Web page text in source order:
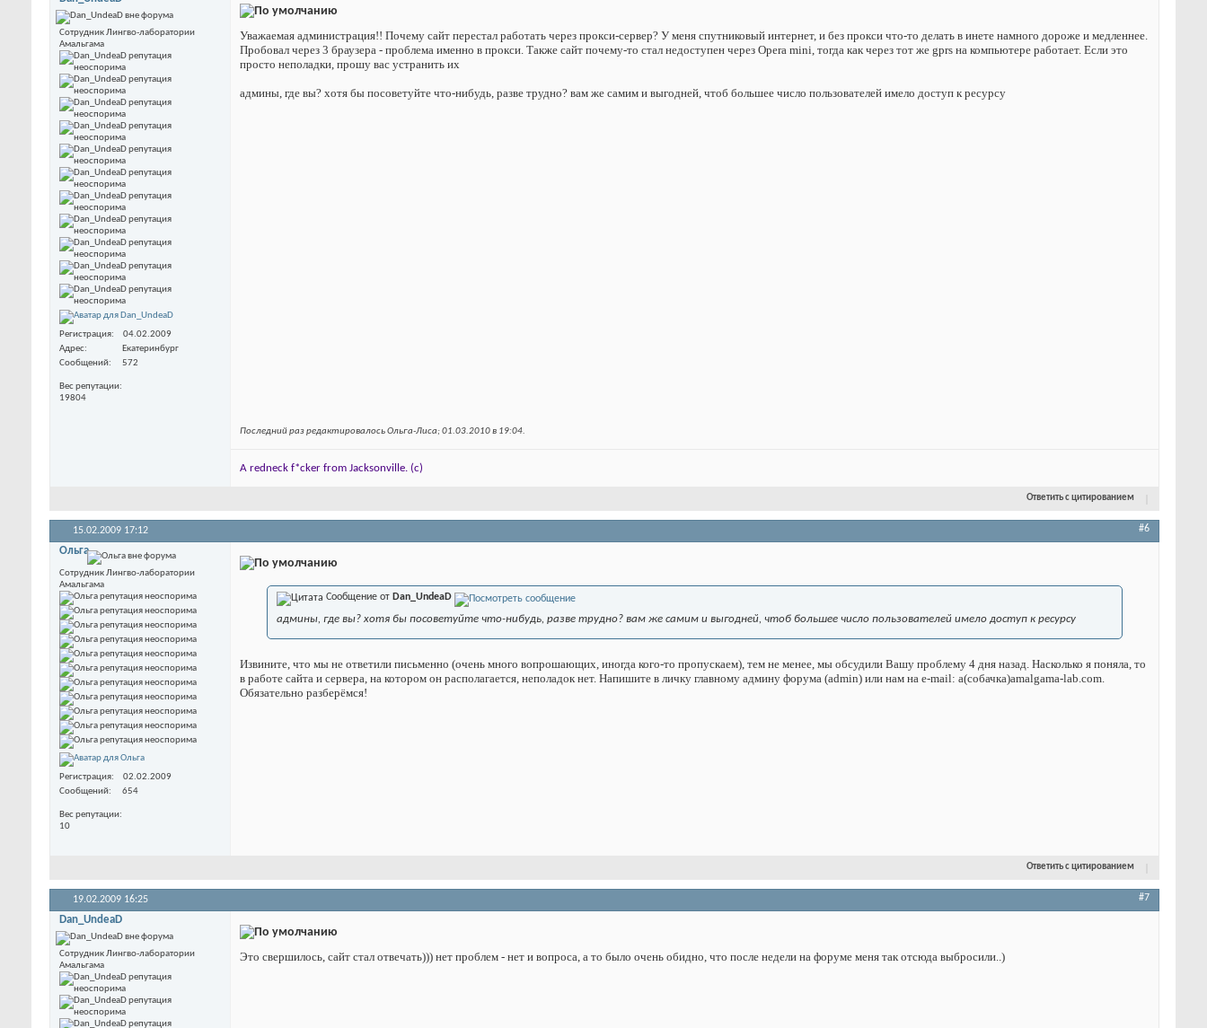
Сотрудник Лингво-лаборатории
Амальгама
Регистрация
04.02.2009
Адрес
Екатеринбург
Сообщений
572
Вес репутации
19804
Уважаемая администрация!! Почему сайт перестал работать через прокси-сервер? У меня спутниковый интернет, и без прокси что-то делать в инете намного дороже и медленнее.
Пробовал через 3 браузера - проблема именно в прокси. Также сайт почему-то стал недоступен через Opera mini, тогда как через тот же gprs на компьютере работает. Если это
просто неполадки, прошу вас устранить их
админы, где вы? хотя бы посоветуйте что-нибудь, разве трудно? вам же самим и выгодней, чтоб большее число пользователей имело доступ к ресурсу
Последний раз редактировалось Ольга-Лиса; 01.03.2010 в 19:04.
A redneck f*cker from Jacksonville. (c)
Ответить с цитированием
15.02.2009 17:12 #6
Ольга
Сотрудник Лингво-лаборатории
Амальгама
Регистрация
02.02.2009
Сообщений
654
Вес репутации
10
Сообщение от Dan_UndeaD
админы, где вы? хотя бы посоветуйте что-нибудь, разве трудно? вам же самим и выгодней, чтоб большее число пользователей имело доступ к ресурсу
Извините, что мы не ответили письменно (очень много вопрошающих, иногда кого-то пропускаем), тем не менее, мы обсудили Вашу проблему 4 дня назад. Насколько я поняла, то
в работе сайта и сервера, на котором он располагается, неполадок нет. Напишите в личку главному админу форума (admin) или нам на е-mail: a(собачка)amalgama-lab.com.
Обязательно разберёмся!
Ответить с цитированием
19.02.2009 16:25 #7
Dan_UndeaD
Сотрудник Лингво-лаборатории
Амальгама
Это свершилось, сайт стал отвечать))) нет проблем - нет и вопроса, а то было очень обидно, что после недели на форуме меня так отсюда выбросили..)